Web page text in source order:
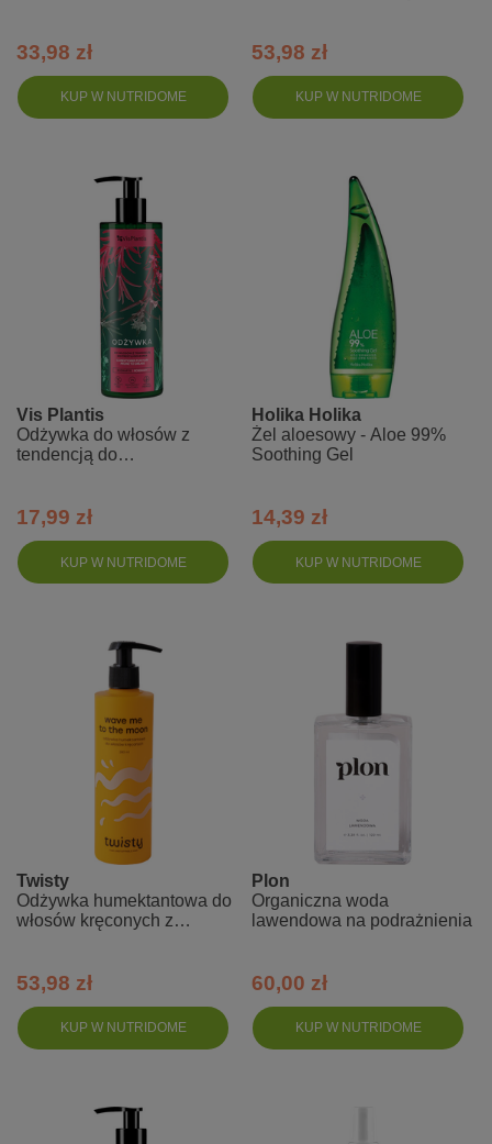
KUP W NUTRIDOME
33,98 zł
KUP W NUTRIDOME
53,98 zł
KUP W NUTRIDOME
Vis Plantis
Odżywka do włosów z
tendencją do
melisa
17,99 zł
KUP W NUTRIDOME
Holika Holika
Żel aloesowy - Aloe 99%
Soothing Gel
14,39 zł
KUP W NUTRIDOME
Twisty
Odżywka humektantowa do
włosów kręconych z
Twisty
53,98 zł
KUP W NUTRIDOME
Plon
Organiczna woda
lawendowa na podrażnienia
60,00 zł